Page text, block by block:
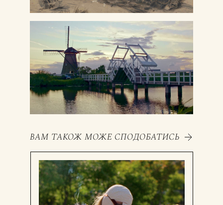
ВАМ ТАКОЖ МОЖЕ СПОДОБАТИСЬ